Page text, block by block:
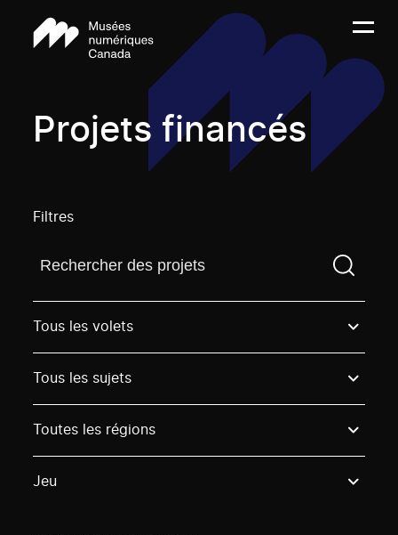
Projets financés
Filtres
Trouvez un projetVous devez saisir un terme de
Tous les volets
Tous les sujets
Toutes les régions
Jeu